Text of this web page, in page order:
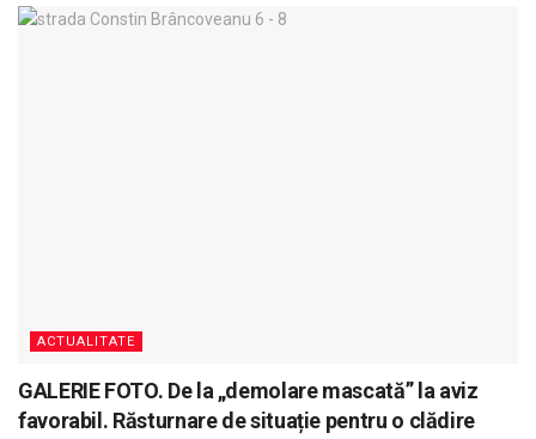
ACTUALITATE
GALERIE FOTO. De la „demolare mascată” la aviz
favorabil. Răsturnare de situație pentru o clădire